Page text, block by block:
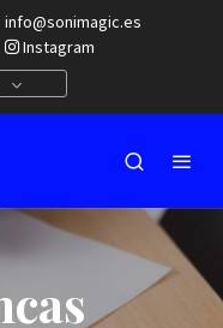
info@sonimagic.es
Instagram